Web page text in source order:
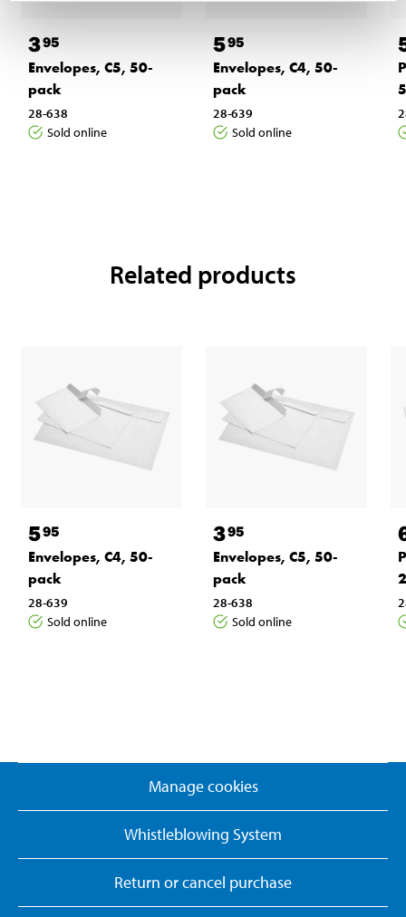
395
Envelopes, C5, 50-
pack
28-638
Sold online
595
Envelopes, C4, 50-
pack
28-639
Sold online
Related products
595
Envelopes, C4, 50-
pack
28-639
Sold online
395
Envelopes, C5, 50-
pack
28-638
Sold online
Manage cookies
Whistleblowing System
Return or cancel purchase